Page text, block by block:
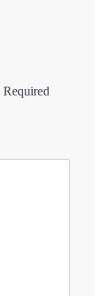
Required